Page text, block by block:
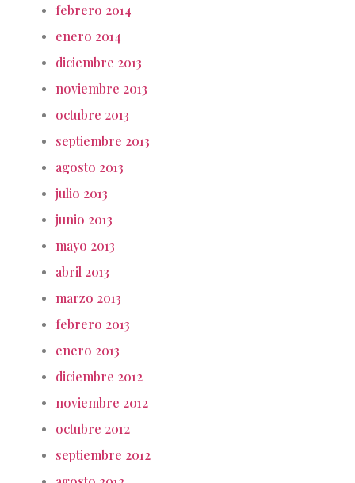
febrero 2014
enero 2014
diciembre 2013
noviembre 2013
octubre 2013
septiembre 2013
agosto 2013
julio 2013
junio 2013
mayo 2013
abril 2013
marzo 2013
febrero 2013
enero 2013
diciembre 2012
noviembre 2012
octubre 2012
septiembre 2012